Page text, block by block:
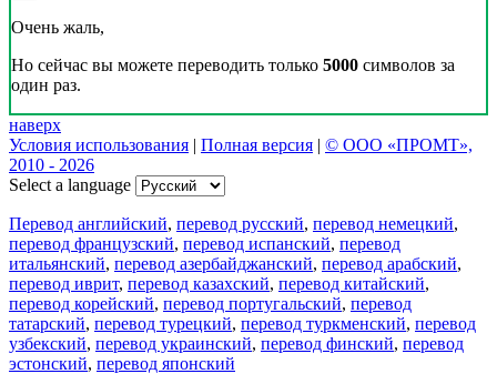
Очень жаль,
Но сейчас вы можете переводить только 5000 символов за
один раз.
наверх
Условия использования | Полная версия | © ООО «ПРОМТ»,
2010 - 2026
Select a language
Перевод английский, перевод русский, перевод немецкий,
перевод французский, перевод испанский, перевод
итальянский, перевод азербайджанский, перевод арабский,
перевод иврит, перевод казахский, перевод китайский,
перевод корейский, перевод португальский, перевод
татарский, перевод турецкий, перевод туркменский, перевод
узбекский, перевод украинский, перевод финский, перевод
эстонский, перевод японский